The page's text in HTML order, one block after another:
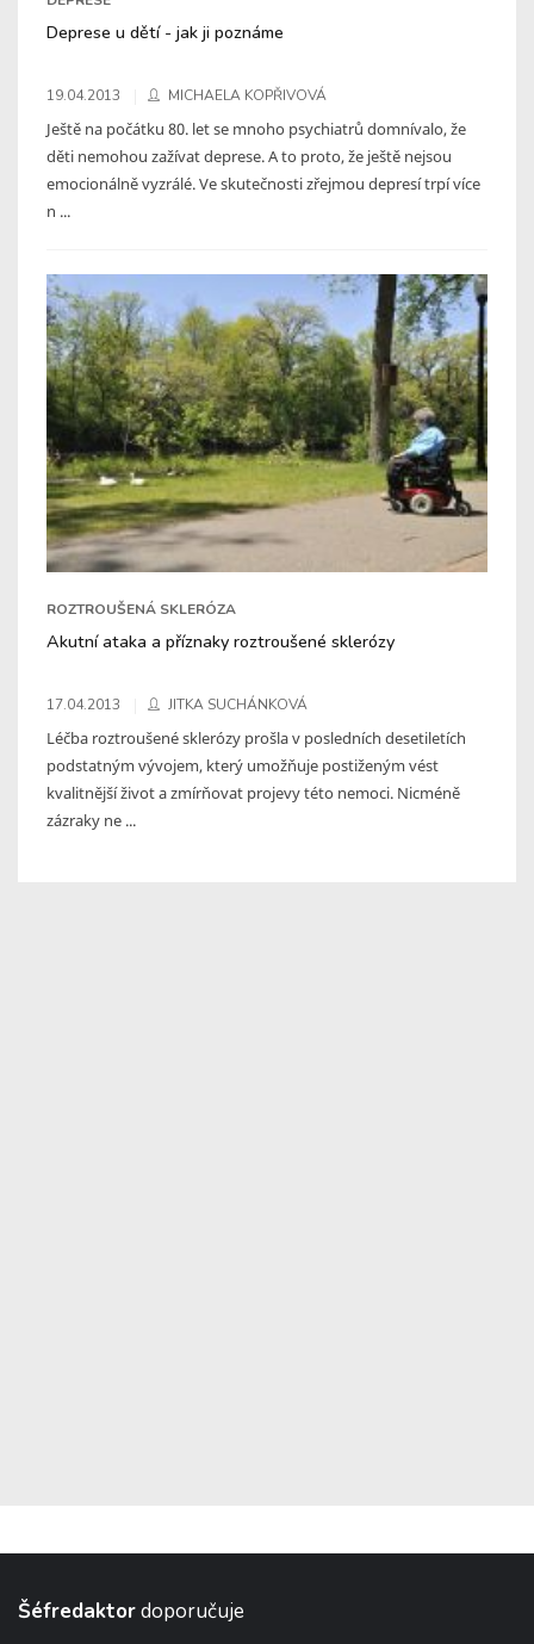
Deprese u dětí - jak ji poznáme
19.04.2013 MICHAELA KOPŘIVOVÁ
Ještě na počátku 80. let se mnoho psychiatrů domnívalo, že
děti nemohou zažívat deprese. A to proto, že ještě nejsou
emocionálně vyzrálé. Ve skutečnosti zřejmou depresí trpí více
n ...
ROZTROUŠENÁ SKLERÓZA
Akutní ataka a příznaky roztroušené sklerózy
17.04.2013 JITKA SUCHÁNKOVÁ
Léčba roztroušené sklerózy prošla v posledních desetiletích
podstatným vývojem, který umožňuje postiženým vést
kvalitnější život a zmírňovat projevy této nemoci. Nicméně
zázraky ne ...
Šéfredaktordoporučuje